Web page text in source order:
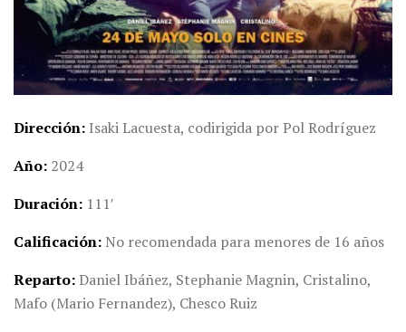
Dirección Isaki Lacuesta, codirigida por Pol Rodríguez
Año 2024
Duración 111′
Calificación No recomendada para menores de 16 años
Reparto Daniel Ibáñez, Stephanie Magnin, Cristalino,
Mafo (Mario Fernandez), Chesco Ruiz